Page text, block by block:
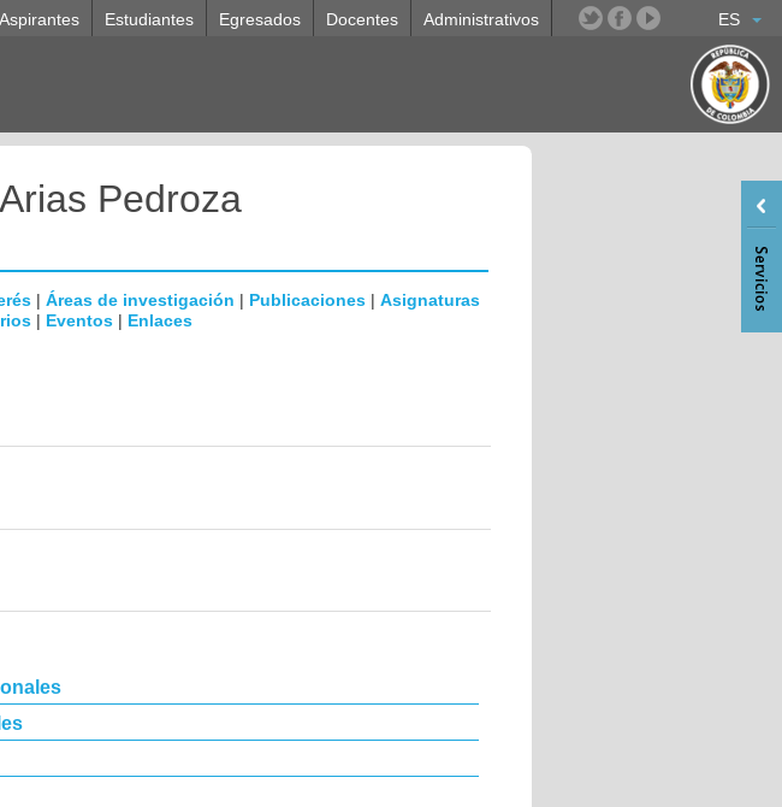
ES
Aspirantes Estudiantes Egresados Docentes Administrativos
Pedroza
| Áreas de investigación | Publicaciones | Asignaturas
| Eventos | Enlaces